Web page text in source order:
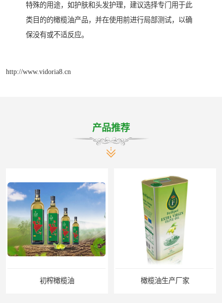
特殊的用途，如护肤和头发护理，建议选择专门用于此
类目的的橄榄油产品，并在使用前进行局部测试，以确
保没有或不适反应。
http://www.vidoria8.cn
产品推荐
初榨橄榄油 橄榄油生产厂家